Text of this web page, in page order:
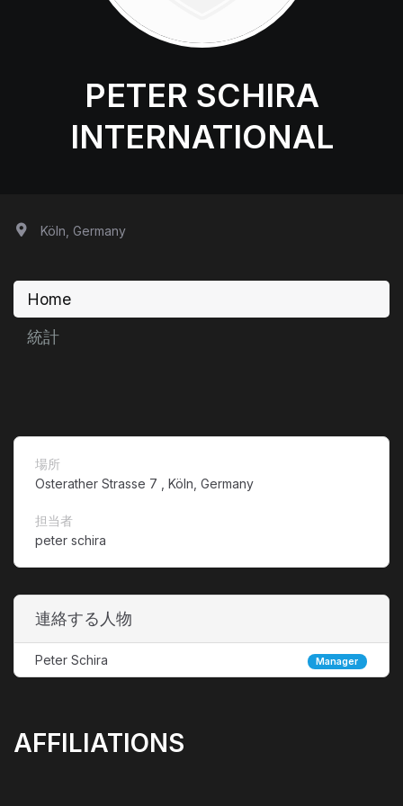
PETER SCHIRA
INTERNATIONAL
Köln, Germany
Home
統計
場所
Osterather Strasse 7 , Köln, Germany
担当者
peter schira
連絡する人物
Peter Schira Manager
AFFILIATIONS